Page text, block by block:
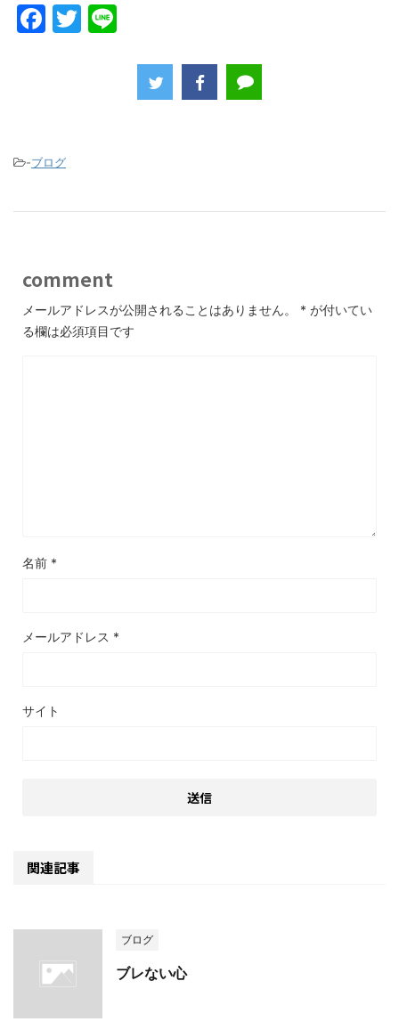
F
o
k
T
-ブログ
comment
メールアドレスが公開されることはありません。 * が付いてい
る欄は必須項目です
名前 *
メールアドレス *
サイト
関連記事
ブログ
ブレない心